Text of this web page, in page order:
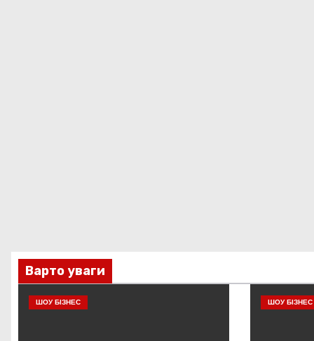
Варто уваги
ШОУ БІЗНЕС ШОУ БІЗНЕС